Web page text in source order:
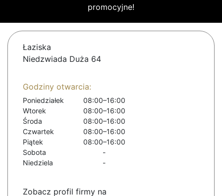
promocyjne!
Łaziska
Niedzwiada Duża 64
Godziny otwarcia:
Poniedziałek
08:00–16:00
Wtorek
08:00–16:00
Środa
08:00–16:00
Czwartek
08:00–16:00
Piątek
08:00–16:00
Sobota
-
Niedziela
-
Zobacz profil firmy na